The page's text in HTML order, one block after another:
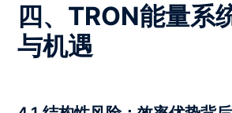
四、TRON能量系
与机遇